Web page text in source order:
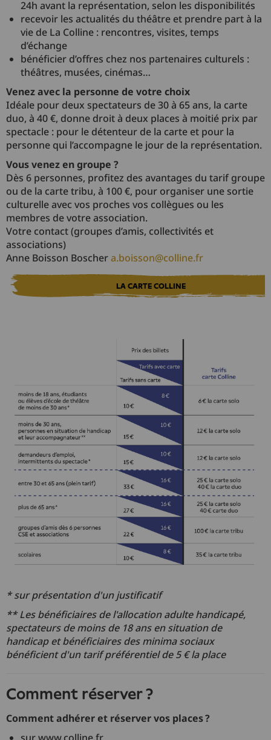
24h avant la représentation, selon les disponibilités
recevoir les actualités du théâtre et prendre part à la
vie de La Colline : rencontres, visites, temps
d’échange
bénéficier d’offres chez nos partenaires culturels :
théâtres, musées, cinémas…
Venez avec la personne de votre choix
Idéale pour deux spectateurs de 30 à 65 ans, la carte
duo, à 40 €, donne droit à deux places à moitié prix par
spectacle : pour le détenteur de la carte et pour la
personne qui l’accompagne le jour de la représentation.
Vous venez en groupe ?
Dès 6 personnes, profitez des avantages du tarif groupe
ou de la carte tribu, à 100 €, pour organiser une sortie
culturelle avec vos proches vos collègues ou les
membres de votre association.
Votre contact (groupes d’amis, collectivités et
associations)
Anne Boisson Boschera.boisson@colline.fr
LA CARTE COLLINE
* sur présentation d'un justificatif
** Les bénéficiaires de l'allocation adulte handicapé,
spectateurs de moins de 18 ans en situation de
handicap et bénéficiaires des minima sociaux
bénéficient d'un tarif préférentiel de 5 € la place
Comment réserver ?
Comment adhérer et réserver vos places ?